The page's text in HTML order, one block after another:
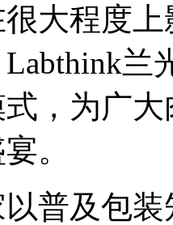
大程度
兰
，为广
。
普及包